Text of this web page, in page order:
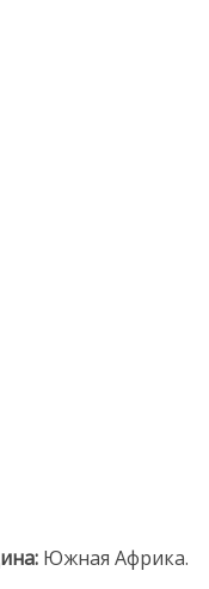
Южная Африка.